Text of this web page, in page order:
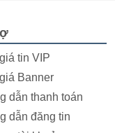
tin VIP
Banner
dẫn thanh toán
dẫn đăng tin